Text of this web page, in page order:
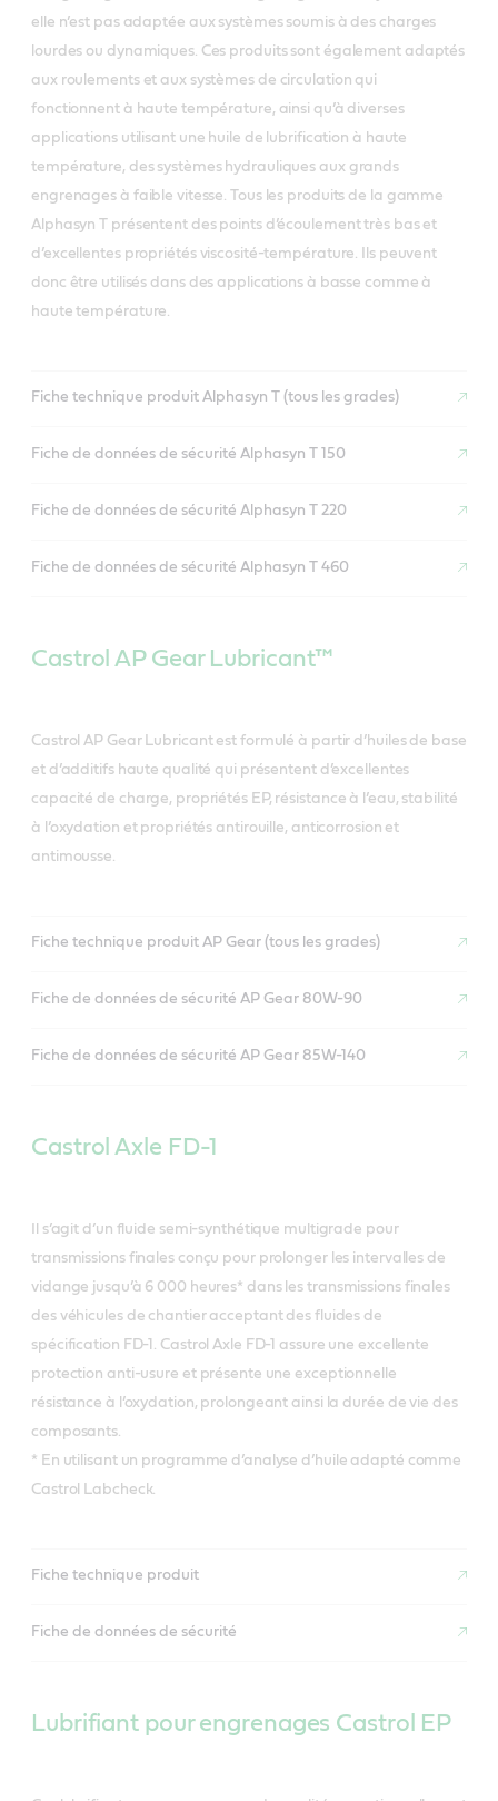
elle n’est pas adaptée aux systèmes soumis à des charges
lourdes ou dynamiques. Ces produits sont également adaptés
aux roulements et aux systèmes de circulation qui
fonctionnent à haute température, ainsi qu’à diverses
applications utilisant une huile de lubrification à haute
température, des systèmes hydrauliques aux grands
engrenages à faible vitesse. Tous les produits de la gamme
Alphasyn T présentent des points d’écoulement très bas et
d’excellentes propriétés viscosité-température. Ils peuvent
donc être utilisés dans des applications à basse comme à
haute température.
Fiche technique produit Alphasyn T (tous les grades)
Fiche de données de sécurité Alphasyn T 150
Fiche de données de sécurité Alphasyn T 220
Fiche de données de sécurité Alphasyn T 460
Castrol AP Gear Lubricant™
Castrol AP Gear Lubricant est formulé à partir d’huiles de base
et d’additifs haute qualité qui présentent d’excellentes
capacité de charge, propriétés EP, résistance à l’eau, stabilité
à l’oxydation et propriétés antirouille, anticorrosion et
antimousse.
Fiche technique produit AP Gear (tous les grades)
Fiche de données de sécurité AP Gear 80W-90
Fiche de données de sécurité AP Gear 85W-140
Castrol Axle FD-1
Il s’agit d’un fluide semi-synthétique multigrade pour
transmissions finales conçu pour prolonger les intervalles de
vidange jusqu’à 6 000 heures* dans les transmissions finales
des véhicules de chantier acceptant des fluides de
spécification FD-1. Castrol Axle FD-1 assure une excellente
protection anti-usure et présente une exceptionnelle
résistance à l’oxydation, prolongeant ainsi la durée de vie des
composants.
* En utilisant un programme d’analyse d’huile adapté comme
Castrol Labcheck.
Fiche technique produit
Fiche de données de sécurité
Lubrifiant pour engrenages Castrol EP